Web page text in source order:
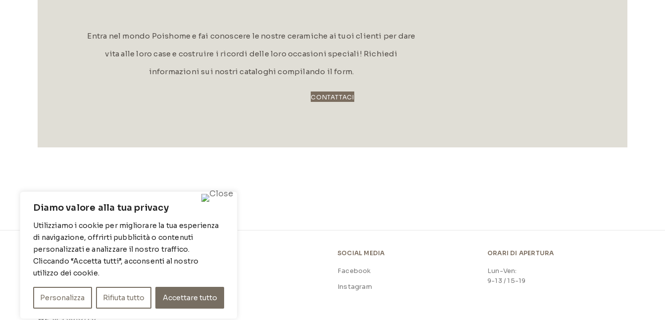
Diamo valore alla tua privacy
Utilizziamo i cookie per migliorare la tua esperienza
di navigazione, offrirti pubblicità o contenuti
personalizzati e analizzare il nostro traffico.
Cliccando “Accetta tutti”, acconsenti al nostro
utilizzo dei cookie.
Personalizza Rifiuta tutto Accettare tutto
Entra nel mondo Poishome e fai conoscere le nostre ceramiche ai tuoi clienti per dare
vita alle loro case e costruire i ricordi delle loro occasioni speciali! Richiedi
informazioni sui nostri cataloghi compilando il form.
CONTATTACI
CONTATTI
Contrada Locosantissimo 1316 - 70044
T: 080 917 78 89
WZ : 329 6510725
INFO
Cookie Policy
Privacy Policy
SOCIAL MEDIA
Facebook
Instagram
ORARI DI APERTURA
Lun-Ven:
9-13 / 15-19